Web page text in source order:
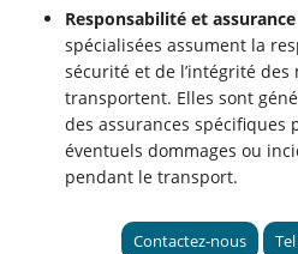
Responsabilité et assurance
spécialisées assument la
sécurité et de l’intégrité des
transportent. Elles sont
des assurances spécifiques
éventuels dommages ou
pendant le transport.
Contactez-nous